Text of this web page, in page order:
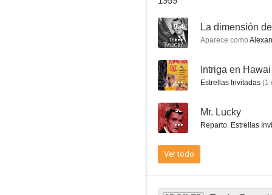
6.8
9.4 La dimensión
Aparece como
-- Intriga en Hawai
Estrellas Invitadas (1
-- Mr. Lucky
Reparto, Estrellas
Ver todo